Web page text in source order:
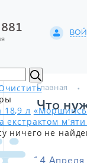
л
екстрактом
ничего не
Главная
Что
14